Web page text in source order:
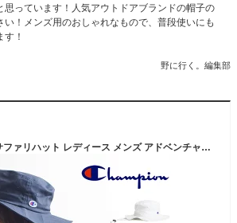
思っています！人気アウトドアブランドの帽子の
い！メンズ用のおしゃれなもので、普段使いにも
！
野に行く。編集部
【P3倍/11％OFF 】 サファリハット レディース メンズ アドベンチャーハット アウトドア 帽子 チャンピオン 帽子 Champion CHAMPION ハット バケツハット ワッチ 男女兼用 ユニセックス ペア アウトドア ワンポイント 無地 187-006A